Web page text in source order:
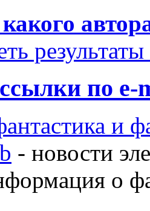
по е-
и
- новости
о